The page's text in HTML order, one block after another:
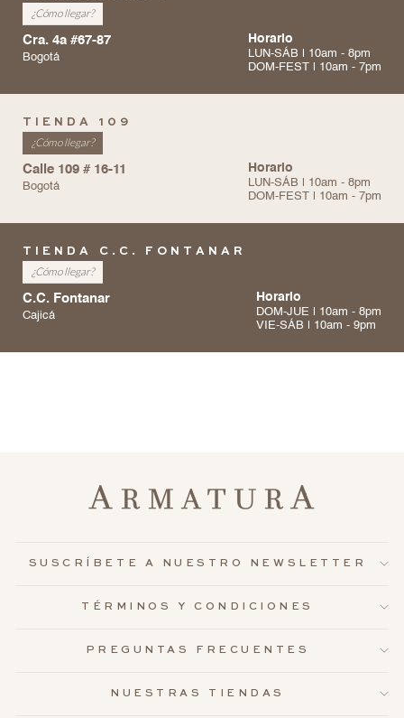
¿Cómo llegar?
Cra. 4a #67-87
Bogotá
Horario
LUN-SÁB | 10am - 8pm
DOM-FEST | 10am - 7pm
TIENDA 109
¿Cómo llegar?
Calle 109 # 16-11
Bogotá
Horario
LUN-SÁB | 10am - 8pm
DOM-FEST | 10am - 7pm
TIENDA C.C. FONTANAR
¿Cómo llegar?
C.C. Fontanar
Cajicá
Horario
DOM-JUE | 10am - 8pm
VIE-SÁB | 10am - 9pm
SUSCRÍBETE A NUESTRO NEWSLETTER
TÉRMINOS Y CONDICIONES
PREGUNTAS FRECUENTES
NUESTRAS TIENDAS